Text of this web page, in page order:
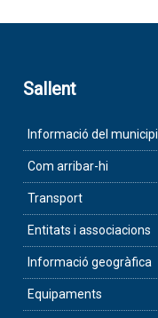
Sallent
Informació del municipi
Com arribar-hi
Transport
Entitats i associacions
Informació geogràfica
Equipaments